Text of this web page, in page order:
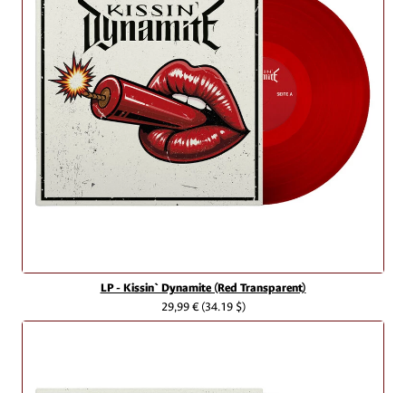
LP - Kissin` Dynamite (Red Transparent)
29,99 €(34.19 $)